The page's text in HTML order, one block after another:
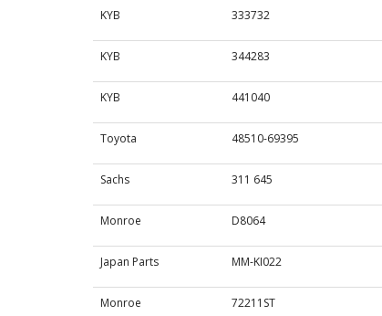
KYB 333732
KYB 344283
KYB 441040
Toyota 48510-69395
Sachs 311 645
Monroe D8064
Japan Parts MM-KI022
Monroe 72211ST